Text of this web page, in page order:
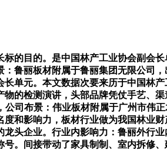
目的。是中国林产工业协会副会长
鲁丽板材附属于鲁丽集团无限公司
单元。本文数据次要来历于中国林
的检测演讲，头部品牌凭仗手艺、
司布景：伟业板材附属于广州市伟
和影响力，板材行业做为我国林业
头企业。行业内影响力：鲁丽外行
。间接带动了家具制制、室内拆修